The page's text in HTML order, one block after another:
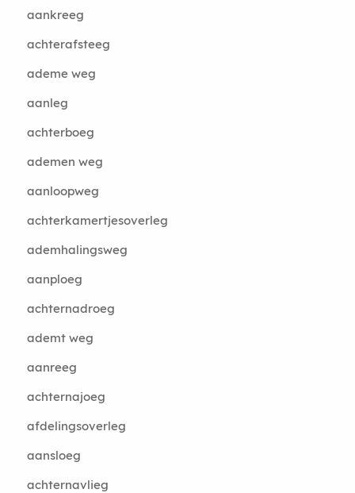
aankreeg
achterafsteeg
ademe weg
aanleg
achterboeg
ademen weg
aanloopweg
achterkamertjesoverleg
ademhalingsweg
aanploeg
achternadroeg
ademt weg
aanreeg
achternajoeg
afdelingsoverleg
aansloeg
achternavlieg